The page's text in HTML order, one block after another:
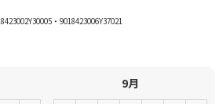
・9018423006Y37021
9月